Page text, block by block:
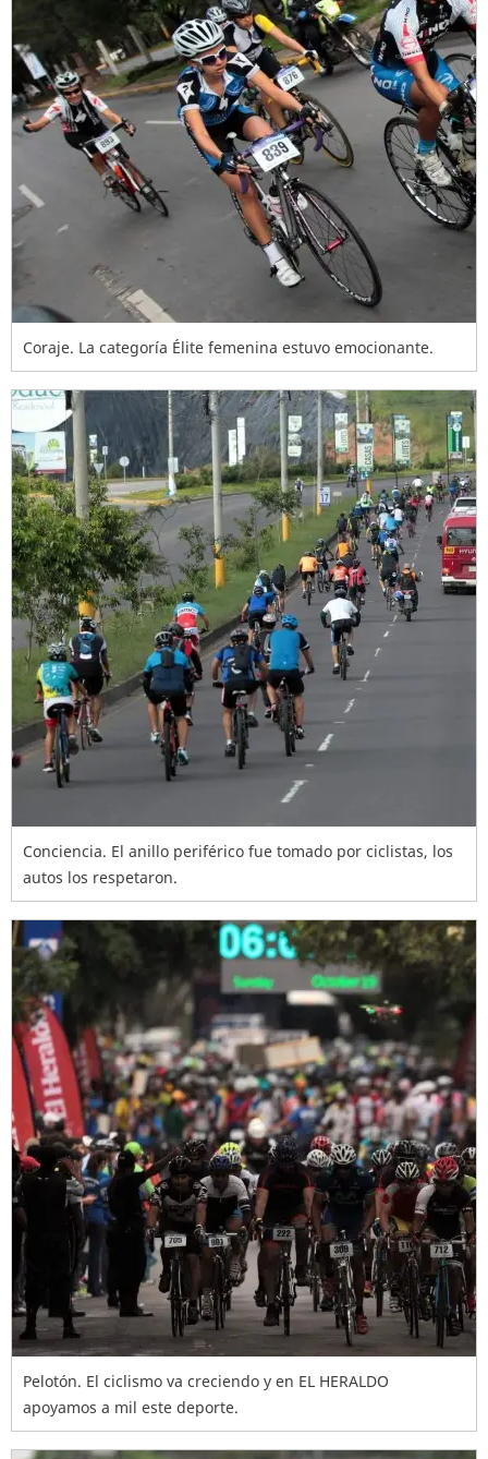
Coraje. La categoría Élite femenina estuvo emocionante.
Conciencia. El anillo periférico fue tomado por ciclistas, los
autos los respetaron.
Pelotón. El ciclismo va creciendo y en EL HERALDO
apoyamos a mil este deporte.